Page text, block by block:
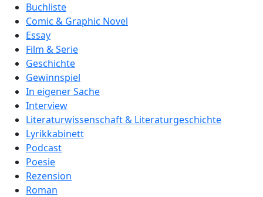
Buchliste
Comic & Graphic Novel
Essay
Film & Serie
Geschichte
Gewinnspiel
In eigener Sache
Interview
Literaturwissenschaft & Literaturgeschichte
Lyrikkabinett
Podcast
Poesie
Rezension
Roman